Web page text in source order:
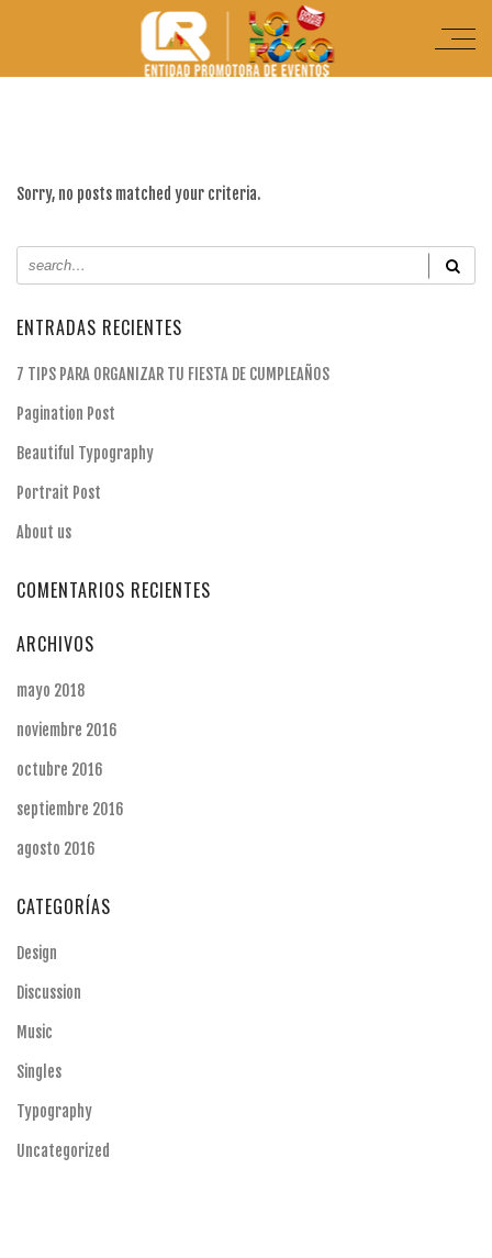
Sorry, no posts matched your criteria.
ENTRADAS RECIENTES
7 TIPS PARA ORGANIZAR TU FIESTA DE CUMPLEAÑOS
Pagination Post
Beautiful Typography
Portrait Post
About us
COMENTARIOS RECIENTES
ARCHIVOS
mayo 2018
noviembre 2016
octubre 2016
septiembre 2016
agosto 2016
CATEGORÍAS
Design
Discussion
Music
Singles
Typography
Uncategorized